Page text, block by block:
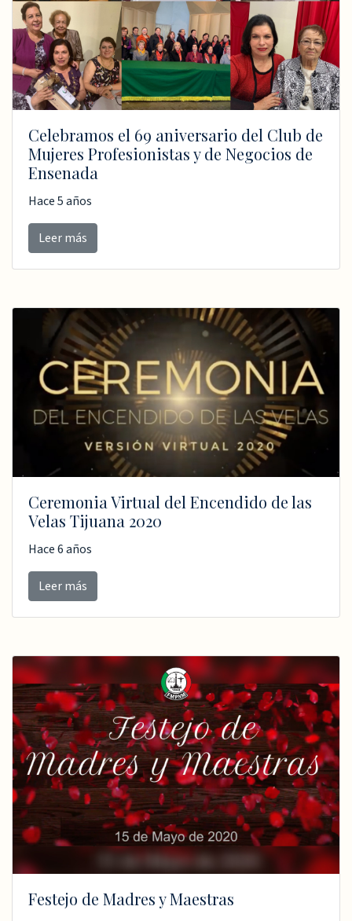
Celebramos el 69 aniversario del Club de
Mujeres Profesionistas y de Negocios de
Ensenada
Hace 5 años
Leer más
Ceremonia Virtual del Encendido de las
Velas Tijuana 2020
Hace 6 años
Leer más
Festejo de Madres y Maestras